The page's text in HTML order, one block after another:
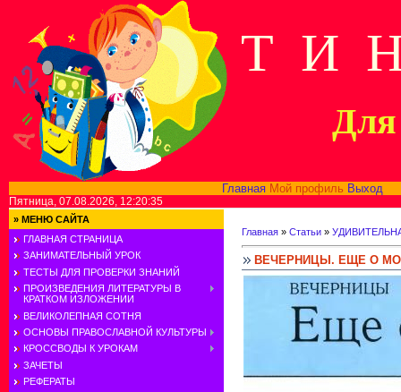
Т И
Для
Главная Мой профиль Выход
Пятница, 07.08.2026, 12:20:35
» МЕНЮ САЙТА
ГЛАВНАЯ СТРАНИЦА
ЗАНИМАТЕЛЬНЫЙ УРОК
ТЕСТЫ ДЛЯ ПРОВЕРКИ ЗНАНИЙ
ПРОИЗВЕДЕНИЯ ЛИТЕРАТУРЫ В
КРАТКОМ ИЗЛОЖЕНИИ
ВЕЛИКОЛЕПНАЯ СОТНЯ
ОСНОВЫ ПРАВОСЛАВНОЙ КУЛЬТУРЫ
КРОССВОДЫ К УРОКАМ
ЗАЧЕТЫ
РЕФЕРАТЫ
Главная » Статьи »
ВЕЧЕРНИЦЫ. ЕЩЕ О